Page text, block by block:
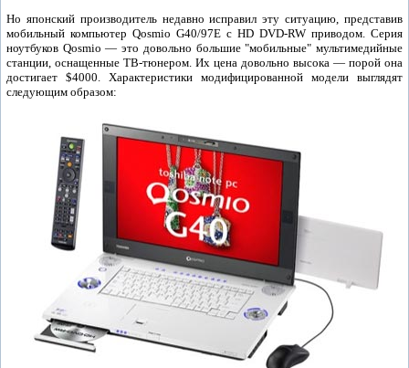
Но японский производитель недавно исправил эту ситуацию, представив
мобильный компьютер Qosmio G40/97E с HD DVD-RW приводом. Серия
ноутбуков Qosmio — это довольно большие "мобильные" мультимедийные
станции, оснащенные ТВ-тюнером. Их цена довольно высока — порой она
достигает $4000. Характеристики модифицированной модели выглядят
следующим образом: